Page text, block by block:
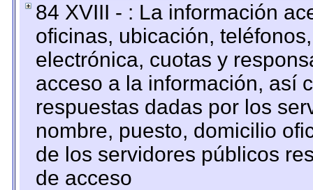
84 XVIII - : La información
oficinas, ubicación,
electrónica, cuotas y
acceso a la información, así
respuestas dadas por los
nombre, puesto, domicilio
de los servidores públicos
de acceso